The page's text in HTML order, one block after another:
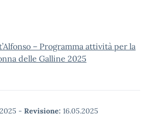
– Programma attività per la
delle Galline 2025
- Revisione: 16.05.2025